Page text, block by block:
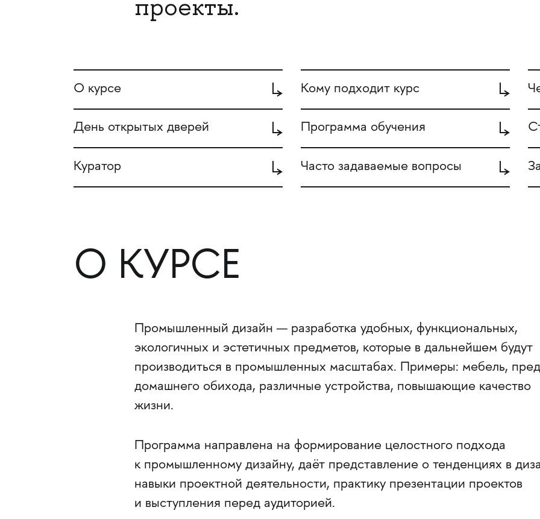
проекты.
О курсе Кому подходит курс
День открытых дверей Программа обучения
Куратор Часто задаваемые вопросы
О КУРСЕ
Промышленный дизайн — разработка удобных, функциональных,
экологичных и эстетичных предметов, которые в дальнейшем будут
производиться в промышленных масштабах. Примеры: мебель,
домашнего обихода, различные устройства, повышающие качество
жизни.
Программа направлена на формирование целостного подхода
к промышленному дизайну, даёт представление о тенденциях в
навыки проектной деятельности, практику презентации проектов
и выступления перед аудиторией.